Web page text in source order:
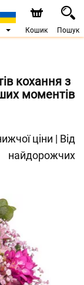
Кошик Пошук
кохання з
моментів
ціни | Від
найдорожчих